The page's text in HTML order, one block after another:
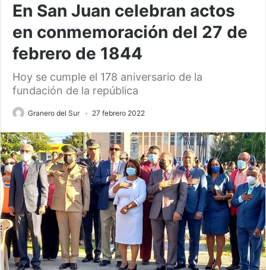
En San Juan celebran actos
en conmemoración del 27 de
febrero de 1844
Hoy se cumple el 178 aniversario de la
fundación de la república
Granero del Sur 27 febrero 2022